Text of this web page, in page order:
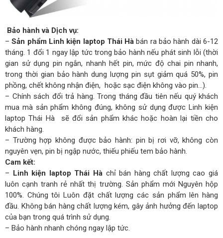
Bảo hành và Dịch vụ:
–Sản phẩm Linh kiện laptop Thái Hà bán ra bảo hành dài 6-12
tháng. 1 đổi 1 ngay lập tức trong bảo hành nếu phát sinh lỗi (thời
gian sử dụng pin ngắn, nhanh hết pin, mức độ chai pin nhanh,
trong thời gian bảo hành dung lượng pin sụt giảm quá 50%, pin
phồng, chết không nhận điện, hoặc sạc điện không vào pin…).
– Chính sách đổi trả hàng. Trong tháng đầu tiên nếu quý khách
mua mà sản phẩm không đúng, không sử dụng được Linh kiện
laptop Thái Hà sẽ đổi sản phẩm khác hoặc hoàn lại tiền cho
khách hàng.
– Trường hợp không được bảo hành: pin bị rơi vỡ, không còn
nguyên vẹn, pin bị ngập nước, thiếu phiếu tem bảo hành.
Cam kết:
–
Linh kiện laptop Thái Hàchỉ bán hàng chất lượng cao giá
luôn cạnh tranh rẻ nhất thị trường. Sản phẩm mới Nguyên hộp
100%. Chúng tôi Luôn đặt chất lượng các sản phẩm lên hàng
đầu. Không bán hàng chất lượng kém, gây ảnh hưởng đến laptop
của bạn trong quá trình sử dụng.
– Bảo hành nhanh chóng ngay lập tức.